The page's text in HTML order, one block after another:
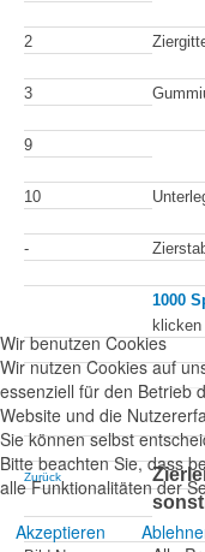
2
3
9
10
-
1000
Zurück
Wir benutzen Cookies
Wir nutzen Cookies auf
essenziell für den Betrieb
Website und die
Sie können selbst
Bitte beachten Sie, dass
alle Funktionalitäten der
Akzeptieren